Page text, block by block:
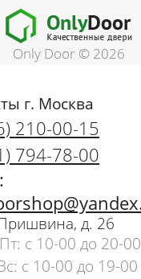
Only Door © 2026
г. Москва
210-00-15
794-78-00
д. 26
с 10-00 до 20-00
с 10-00 до 19-00